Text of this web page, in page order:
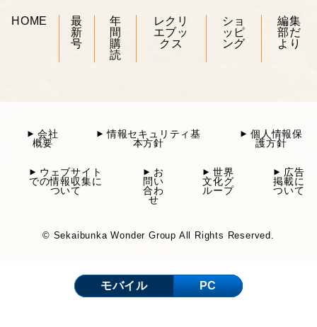
HOME
最
新
号
年
間
購
読
レクリ
エブッ
クス
ショ
ッピ
ング
編集
部だ
より
会社
概要
情報セキュリティ基
本方針
個人情報保
護方針
ウェブサイト
での情報収集に
ついて
お
問い
合わ
せ
世界
文化グ
ループ
広告
掲載に
ついて
© Sekaibunka Wonder Group All Rights Reserved.
モバイル PC